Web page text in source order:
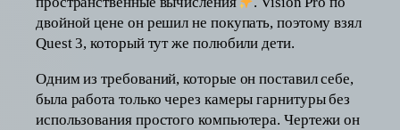
двойной цене он решил не покупать, поэтому взял
Quest 3, который тут же полюбили дети.
Одним из требований, которые он поставил себе,
была работа только через камеры гарнитуры без
использования простого компьютера. Чертежи он